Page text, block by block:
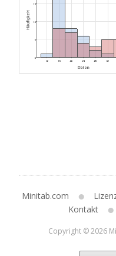
Minitab.com
Kontakt
Copyright © 2026